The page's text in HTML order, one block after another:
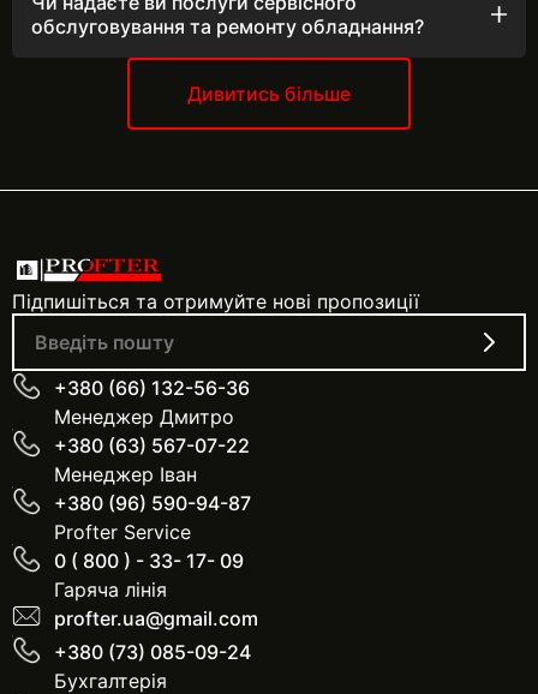
професійну консультацію. Детальну інформацію про
адреси та графік роботи ви можете дізнатися,
обслуговування та ремонту обладнання?
ремонту обладнання. Наш сервіс включає: Діагностику
та налаштування Профілактичне обслуговування
Усунення несправностей Заміна деталей Гарантійний та
післягарантійний ремонт
Дивитись більше
Підпишіться та отримуйте нові пропозиції
+380 (66) 132-56-36
Менеджер Дмитро
+380 (63) 567-07-22
Менеджер Іван
+380 (96) 590-94-87
Profter Service
0 ( 800 ) - 33- 17- 09
Гаряча лінія
profter.ua@gmail.com
+380 (73) 085-09-24
Бухгалтерія